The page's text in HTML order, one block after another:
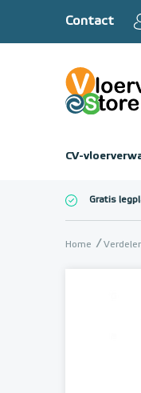
Contact
CV-
Gratis
Home